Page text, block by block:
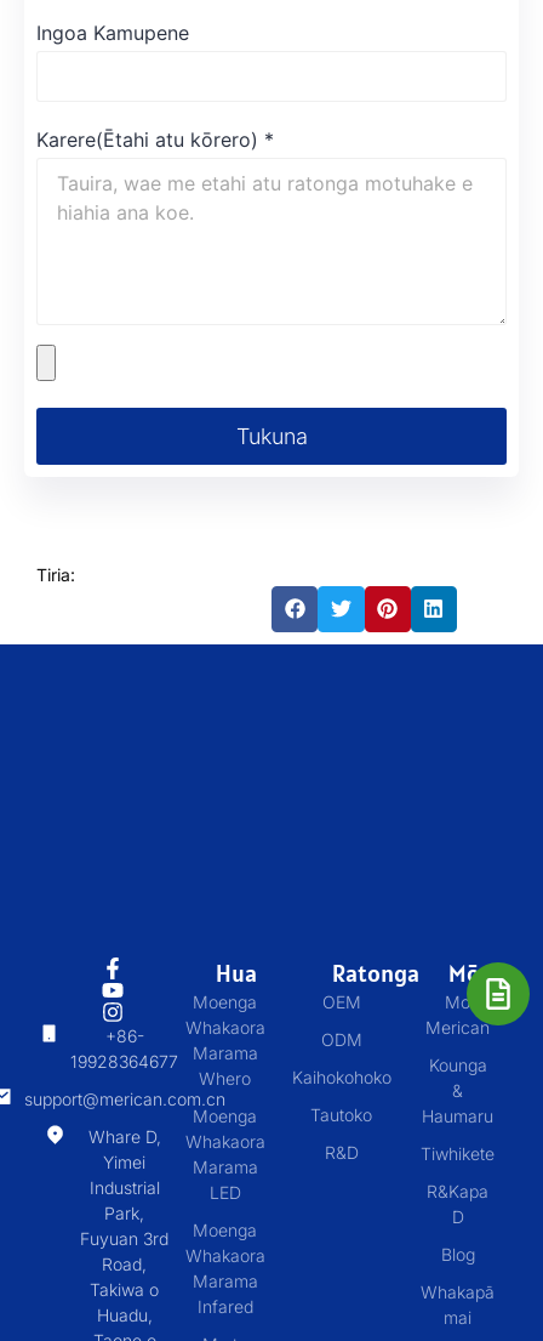
Ingoa Kamupene
Karere(Ētahi atu kōrero) *
Tukuna
Tiria:
+86-
19928364677
support@merican.com.cn
Whare D,
Yimei
Industrial
Park,
Fuyuan 3rd
Road,
Takiwa o
Huadu,
Hua
Moenga
Whakaora
Marama
Whero
Moenga
Whakaora
Marama
LED
Moenga
Whakaora
Marama
Infared
Ratonga
OEM
ODM
Kaihokohoko
Tautoko
R&D
Mō
Mo
Merican
Kounga
&
Haumaru
Tiwhikete
R&Kapa
D
Blog
Whakapā
mai